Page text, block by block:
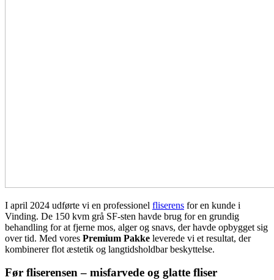
I april 2024 udførte vi en professionel fliserens for en kunde i
Vinding. De 150 kvm grå SF-sten havde brug for en grundig
behandling for at fjerne mos, alger og snavs, der havde opbygget sig
over tid. Med vores Premium Pakke leverede vi et resultat, der
kombinerer flot æstetik og langtidsholdbar beskyttelse.
Før fliserensen – misfarvede og glatte fliser